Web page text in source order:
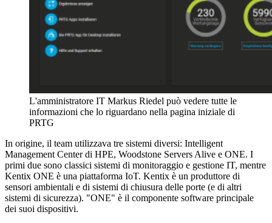
L'amministratore IT Markus Riedel può vedere tutte le
informazioni che lo riguardano nella pagina iniziale di
PRTG
In origine, il team utilizzava tre sistemi diversi: Intelligent
Management Center di HPE, Woodstone Servers Alive e ONE. I
primi due sono classici sistemi di monitoraggio e gestione IT, mentre
Kentix ONE è una piattaforma IoT. Kentix è un produttore di
sensori ambientali e di sistemi di chiusura delle porte (e di altri
sistemi di sicurezza). "ONE" è il componente software principale
dei suoi dispositivi.